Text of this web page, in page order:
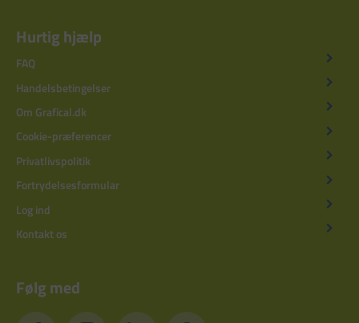
Hurtig hjælp
FAQ
Handelsbetingelser
Om Grafical.dk
Cookie-præferencer
Privatlivspolitik
Fortrydelsesformular
Log ind
Kontakt os
Følg med